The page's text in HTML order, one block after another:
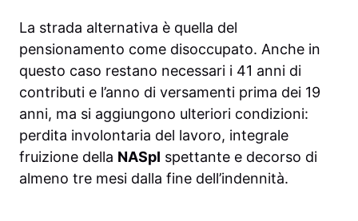
La strada alternativa è quella del
pensionamento come disoccupato. Anche in
questo caso restano necessari i 41 anni di
contributi e l’anno di versamenti prima dei 19
anni, ma si aggiungono ulteriori condizioni:
perdita involontaria del lavoro, integrale
fruizione della NASpI spettante e decorso di
almeno tre mesi dalla fine dell’indennità.